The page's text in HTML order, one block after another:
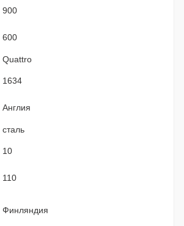
900
600
Quattro
1634
Англия
сталь
10
110
Финляндия